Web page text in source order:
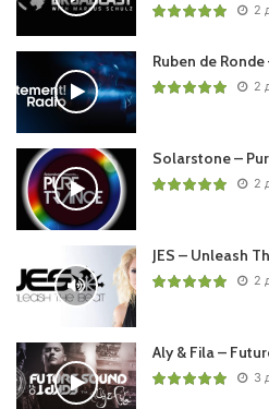
2
Ruben de
2
Solarstone –
2
JES – Unleash
2
Aly & Fila –
3